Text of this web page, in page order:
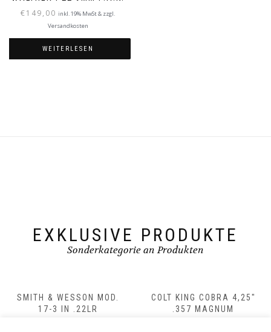
€149,00 inkl. 19% MwSt & zzgl.
Versandkosten
WEITERLESEN
EXKLUSIVE PRODUKTE
Sonderkategorie an Produkten
SMITH & WESSON MOD.
17-3 IN .22LR
COLT KING COBRA 4,25″
.357 MAGNUM